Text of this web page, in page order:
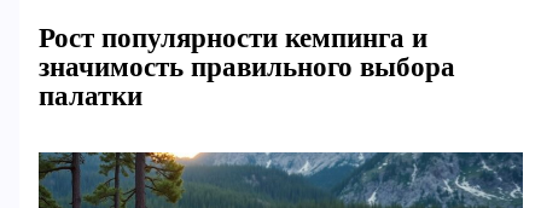
Рост популярности кемпинга и
значимость правильного выбора
палатки